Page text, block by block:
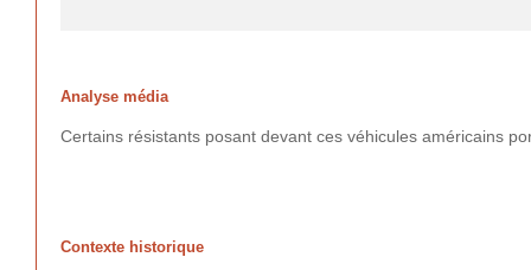
Analyse média
Certains résistants posant devant ces véhicules américains
Contexte historique